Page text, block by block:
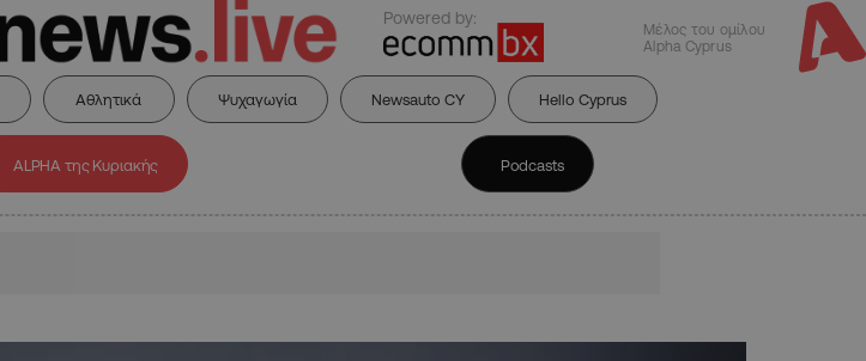
Powered by:
Μέλος του ομίλου
Alpha Cyprus
Αθλητικά Ψυχαγωγία Newsauto CY Hello Cyprus
ALPHA της Κυριακής Podcasts